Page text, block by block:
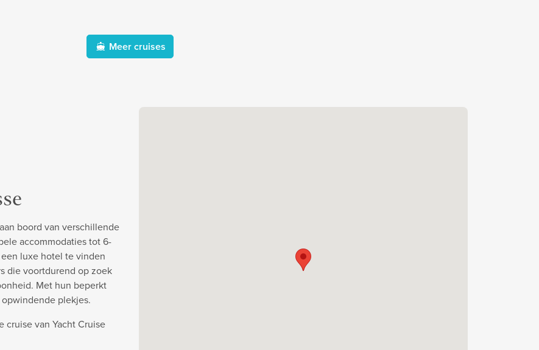
Meer cruises
boord van verschillende
accommodaties tot 6-
luxe hotel te vinden
die voortdurend op zoek
Met hun beperkt
plekjes.
cruise van Yacht Cruise